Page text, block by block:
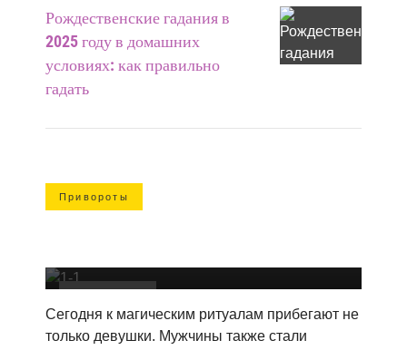
Рождественские гадания в
2025 году в домашних
условиях: как правильно
гадать
Привороты
Приворот на ночь: читать на
Сегодня к магическим ритуалам прибегают не
только девушки. Мужчины также стали